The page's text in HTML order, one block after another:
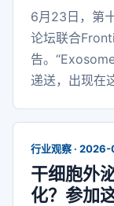
6月23日，第
论坛联合
告。
递送，出现在
行业观察 ·
干细胞外
化？参加